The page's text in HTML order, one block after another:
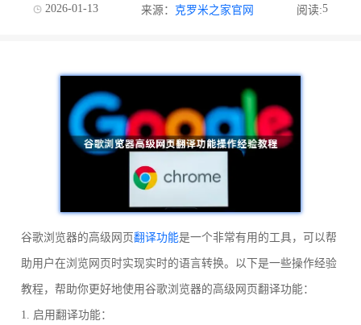
2026-01-13 来源： 克罗米之家官网 阅读:5
谷歌浏览器的高级网页翻译功能是一个非常有用的工具，可以帮
助用户在浏览网页时实现实时的语言转换。以下是一些操作经验
教程，帮助你更好地使用谷歌浏览器的高级网页翻译功能：
1. 启用翻译功能：